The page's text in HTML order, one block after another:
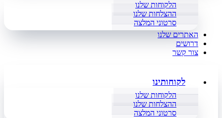
הלקוחות שלנו
ההצלחות שלנו
סרטוני המלצה
האתרים שלנו
דרושים
צור קשר
לקוחותינו
הלקוחות שלנו
ההצלחות שלנו
סרטוני המלצה